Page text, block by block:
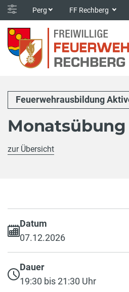
Perg FF Rechberg
Feuerwehrausbildung
zur Übersicht
Datum
07.12.2026
Dauer
19:30 bis 21:30 Uhr